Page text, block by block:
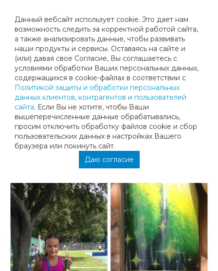
Данный вебсайт использует cookie. Это дает нам
возможность следить за корректной работой сайта,
а также анализировать данные, чтобы развивать
наши продукты и сервисы. Оставаясь на сайте и
(или) давая свое Согласие, Вы соглашаетесь с
условиями обработки Ваших персональных данных,
содержащихся в cookie-файлах в соответствии с
Политикой защиты и обработки персональных
данных клиентов, контрагентов и пользователей
сайта. Если Вы не хотите, чтобы Ваши
вышеперечисленные данные обрабатывались,
просим отключить обработку файлов cookie и сбор
пользовательских данных в настройках Вашего
браузера или покинуть сайт.
Даю согласие
ПОЗДРАВЛЯЕМ АНАСТАСИЮ
МИТИНУ, ЗАНЯВШУЮ 1 МЕСТО НА
ТУРНИРЕ В АМЕРИКЕ-BACK TO
SCHOOL
Поздравляем Анастасию Митину, занявшую 1 место на
турнире в Америке-Back to School Classic level 7,
Melbourne, Florida! Молодец!